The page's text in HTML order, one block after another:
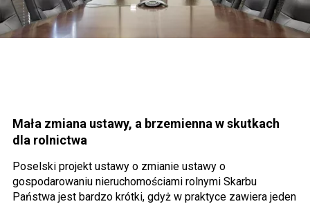
Mała zmiana ustawy, a brzemienna w skutkach
dla rolnictwa
Poselski projekt ustawy o zmianie ustawy o
gospodarowaniu nieruchomościami rolnymi Skarbu
Państwa jest bardzo krótki, gdyż w praktyce zawiera jeden